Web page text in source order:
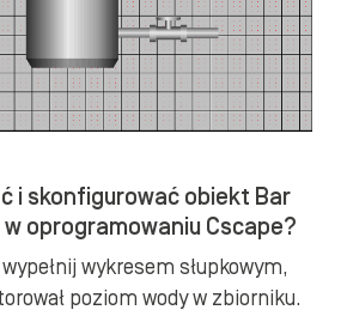
i skonfigurować obiekt Bar
oprogramowaniu Cscape?
wykresem słupkowym,
poziom wody w zbiorniku.